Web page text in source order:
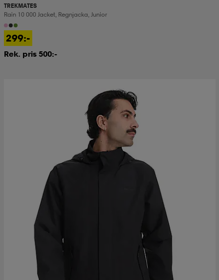
TREKMATES
Rain 10 000 Jacket, Regnjacka, Junior
299:-
Rek. pris 500:-